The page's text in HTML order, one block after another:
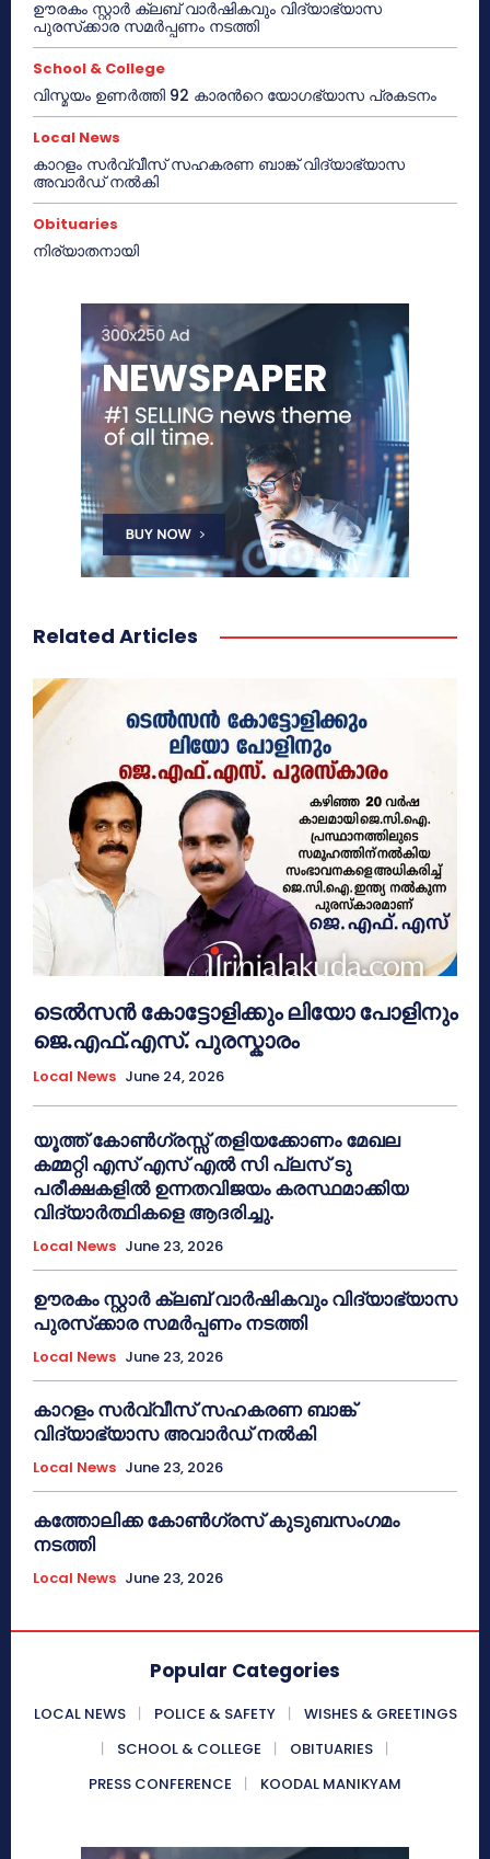
ഊരകം സ്റ്റാർ ക്ലബ് വാർഷികവും വിദ്യാഭ്യാസ
പുരസ്‌ക്കാര സമർപ്പണം നടത്തി
School & College
വിസ്മയം ഉണർത്തി 92 കാരൻറെ യോഗഭ്യാസ പ്രകടനം
Local News
കാറളം സർവ്വീസ് സഹകരണ ബാങ്ക് വിദ്യാഭ്യാസ
അവാർഡ് നൽകി
Obituaries
നിര്യാതനായി
Related Articles
ടെൽസൻ കോട്ടോളിക്കും ലിയോ പോളിനും
ജെ.എഫ്.എസ്. പുരസ്കാരം
Local News June 24, 2026
യൂത്ത് കോൺഗ്രസ്സ് തളിയക്കോണം മേഖല
കമ്മറ്റി എസ് എസ് എൽ സി പ്ലസ് ടു
പരീക്ഷകളിൽ ഉന്നതവിജയം കരസ്ഥമാക്കിയ
വിദ്യാർത്ഥികളെ ആദരിച്ചു.
Local News June 23, 2026
ഊരകം സ്റ്റാർ ക്ലബ് വാർഷികവും വിദ്യാഭ്യാസ
പുരസ്‌ക്കാര സമർപ്പണം നടത്തി
Local News June 23, 2026
കാറളം സർവ്വീസ് സഹകരണ ബാങ്ക്
വിദ്യാഭ്യാസ അവാർഡ് നൽകി
Local News June 23, 2026
കത്തോലിക്ക കോൺഗ്രസ് കുടുബസംഗമം
നടത്തി
Local News June 23, 2026
Popular Categories
LOCAL NEWS POLICE & SAFETY
WISHES & GREETINGS
SCHOOL & COLLEGE
OBITUARIES
PRESS CONFERENCE
KOODAL MANIKYAM